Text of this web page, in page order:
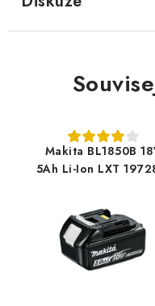
Makita BL1850B
5Ah Li-Ion LXT